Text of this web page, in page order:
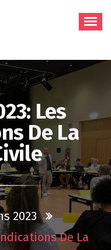
Les
De La
2023
De La